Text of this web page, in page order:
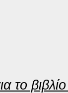
το